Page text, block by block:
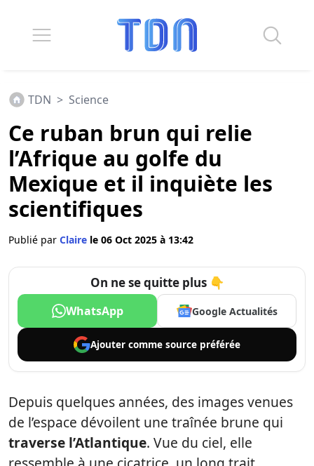
TDN > Science
Ce ruban brun qui relie
l’Afrique au golfe du
Mexique et il inquiète les
scientifiques
Publié par Claire le 06 Oct 2025 à 13:42
On ne se quitte plus 👇
WhatsApp Google Actualités
Ajouter comme source préférée
Depuis quelques années, des images venues
de l’espace dévoilent une traînée brune qui
traverse l’Atlantique. Vue du ciel, elle